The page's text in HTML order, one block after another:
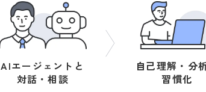
AIエージェントと
対話・相談
自己理解・分
習慣化